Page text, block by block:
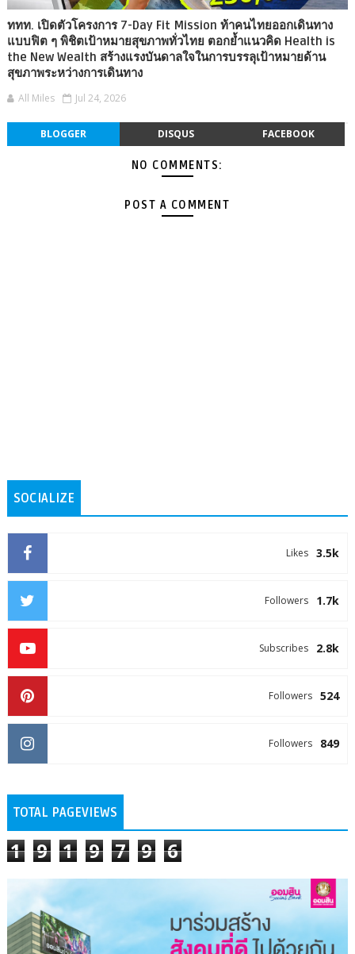
ททท. เปิดตัวโครงการ 7-Day Fit Mission ท้าคนไทยออกเดินทาง
แบบฟิต ๆ พิชิตเป้าหมายสุขภาพทั่วไทย ตอกย้ำแนวคิด Health is
the New Wealth สร้างแรงบันดาลใจในการบรรลุเป้าหมายด้าน
สุขภาพระหว่างการเดินทาง
All Miles Jul 24, 2026
BLOGGER DISQUS FACEBOOK
NO COMMENTS:
POST A COMMENT
SOCIALIZE
3.5k
Likes
1.7k
Followers
2.8k
Subscribes
524
Followers
849
Followers
TOTAL PAGEVIEWS
1 9 1 9 7 9 6